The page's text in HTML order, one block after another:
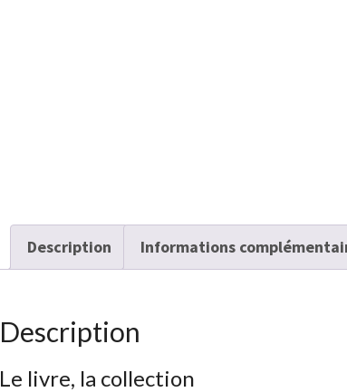
Description Informations
Description
Le livre, la collection